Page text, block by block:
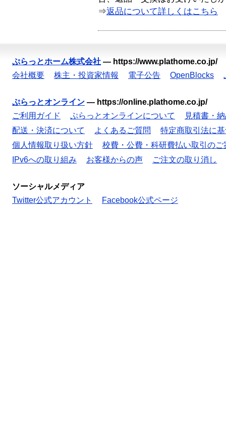
⇒返品について詳しくはこちら
ぷらっとホーム株式会社 — https://www.plathome.co.jp/
会社概要
株主・投資家情報 電子公告 OpenBlocks
ぷらっとオンライン — https://online.plathome.co.jp/
ご利用ガイド
ぷらっとオンラインについて
見積書・
配送・決済について
よくあるご質問
特定商取引法に
個人情報取り扱い方針
校費・公費・科研費払い取引のご
IPv6への取り組み
お客様からの声 ご注文の取り消し
ソーシャルメディア
Twitter公式アカウント
Facebook公式ページ